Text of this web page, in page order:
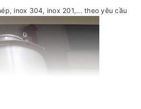
inox 304, inox 201,... theo yêu cầu